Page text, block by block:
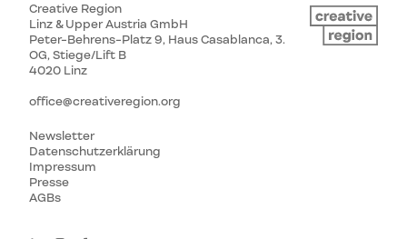
Creative Region
Linz & Upper Austria GmbH
Peter-Behrens-Platz 9, Haus Casablanca, 3.
OG, Stiege/Lift B
4020 Linz
office@creativeregion.org
Newsletter
Datenschutzerklärung
Impressum
Presse
AGBs